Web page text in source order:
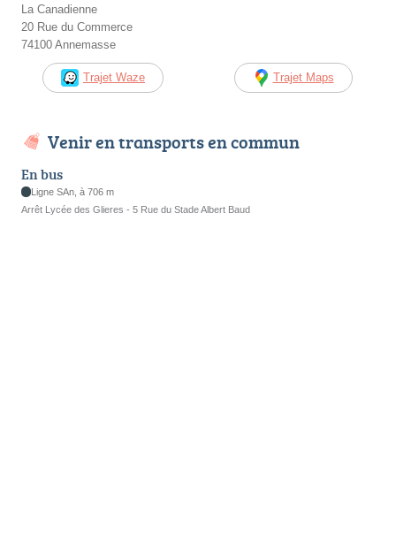
La Canadienne
20 Rue du Commerce
74100 Annemasse
Trajet Waze Trajet Maps
Venir en transports en commun
En bus
Ligne SAn, à 706 m
Arrêt Lycée des Glieres - 5 Rue du Stade Albert Baud